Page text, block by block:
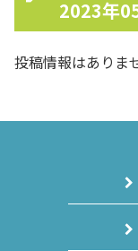
2023年
投稿情報はありま